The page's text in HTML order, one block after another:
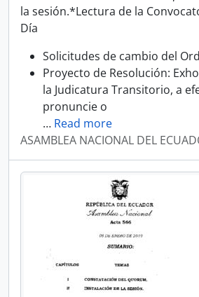
la sesión.*Lectura de la
Día
Solicitudes de cambio del
Proyecto de Resolución:
la Judicatura Transitorio, a
pronuncie o
… Read more
ASAMBLEA NACIONAL DEL